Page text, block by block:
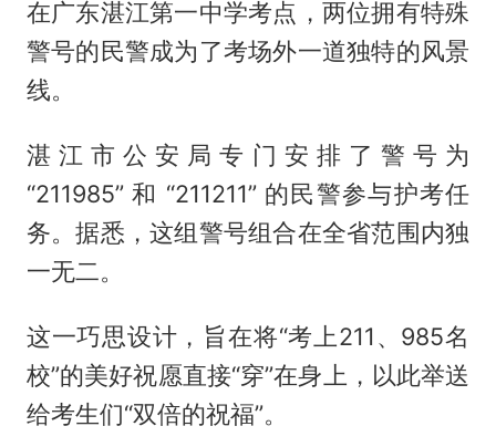
在广东湛江第一中学考点，两位拥有特殊
警号的民警成为了考场外一道独特的风景
线。
湛江市公安局专门安排了警号为
“211985” 和 “211211” 的民警参与护考任
务。据悉，这组警号组合在全省范围内独
一无二。
这一巧思设计，旨在将“考上211、985名
校”的美好祝愿直接“穿”在身上，以此举送
给考生们“双倍的祝福”。